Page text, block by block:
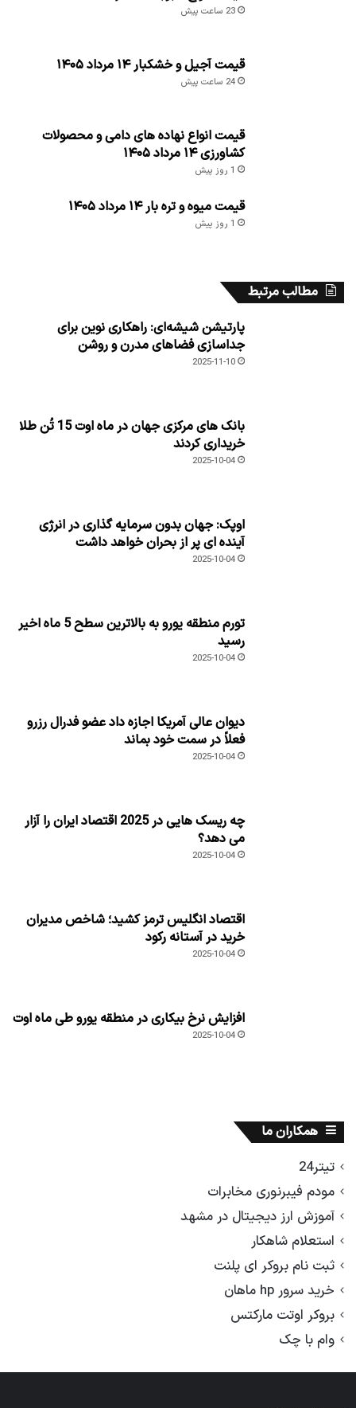
23 ساعت پیش
قیمت آجیل و خشکبار ۱۴ مرداد ۱۴۰۵
24 ساعت پیش
قیمت انواع نهاده های دامی و محصولات
کشاورزی ۱۴ مرداد ۱۴۰۵
1 روز پیش
قیمت میوه و تره بار ۱۴ مرداد ۱۴۰۵
1 روز پیش
مطالب مرتبط
پارتیشن شیشه‌ای: راهکاری نوین برای
جداسازی فضاهای مدرن و روشن
2025-11-10
بانک های مرکزی جهان در ماه اوت 15 تُن طلا
خریداری کردند
2025-10-04
اوپک: جهان بدون سرمایه گذاری در انرژی
آینده ای پر از بحران خواهد داشت
2025-10-04
تورم منطقه یورو به بالاترین سطح 5 ماه اخیر
رسید
2025-10-04
دیوان عالی آمریکا اجازه داد عضو فدرال رزرو
فعلاً در سمت خود بماند
2025-10-04
چه ریسک هایی در 2025 اقتصاد ایران را آزار
می دهد؟
2025-10-04
اقتصاد انگلیس ترمز کشید؛ شاخص مدیران
خرید در آستانه رکود
2025-10-04
افزایش نرخ بیکاری در منطقه یورو طی ماه اوت
2025-10-04
همکاران ما
تیتر24
مودم فیبرنوری مخابرات
آموزش ارز دیجیتال در مشهد
استعلام شاهکار
ثبت نام بروکر ای پلنت
خرید سرور hp ماهان
بروکر اوتت مارکتس
وام با چک